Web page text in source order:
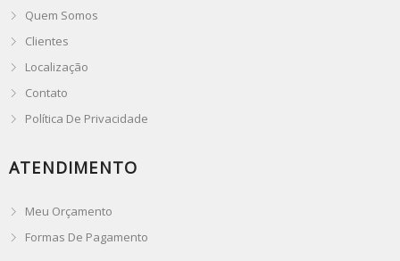
Quem Somos
Clientes
Localização
Contato
Política De Privacidade
ATENDIMENTO
Meu Orçamento
Formas De Pagamento